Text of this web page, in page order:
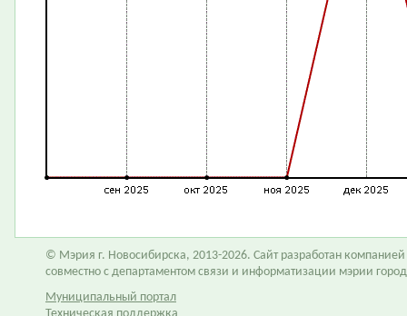
© Мэрия г. Новосибирска, 2013-2026. Сайт разработан компанией
совместно с департаментом связи и информатизации мэрии
Муниципальный портал